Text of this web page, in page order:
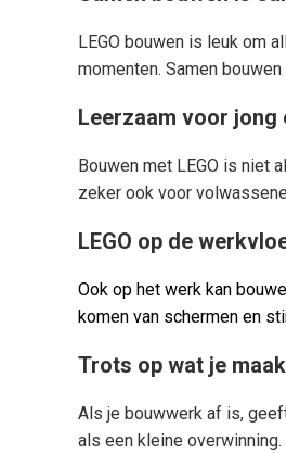
LEGO bouwen is leuk om
momenten. Samen
Leerzaam voor jong
Bouwen met LEGO is niet
zeker ook voor
LEGO op de
Ook op het werk kan
komen van schermen en
Trots op wat je
Als je bouwwerk af is,
als een kleine overwinning.